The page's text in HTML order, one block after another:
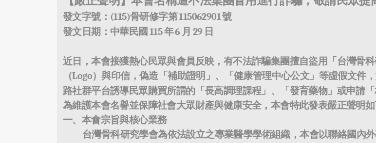
發文字號： (115)骨研修字第115062901號
發文日期：中華民國 115年6 月 29 日
近日，本會接獲熱心民眾與會員反映，有不法詐騙集團擅自盜用「台灣骨
（Logo）與印信，偽造「補助證明」、「健康管理中心公文」等虛假文件
路社群平台誘導民眾購買所謂的「長高調理課程」、「發育藥物」或申請「
為維護本會名譽並保障社會大眾財產與健康安全，本會特此發表嚴正聲明如
一、本會宗旨與核心業務
台灣骨科研究學會為依法設立之專業醫學學術組織，本會以聯絡國內